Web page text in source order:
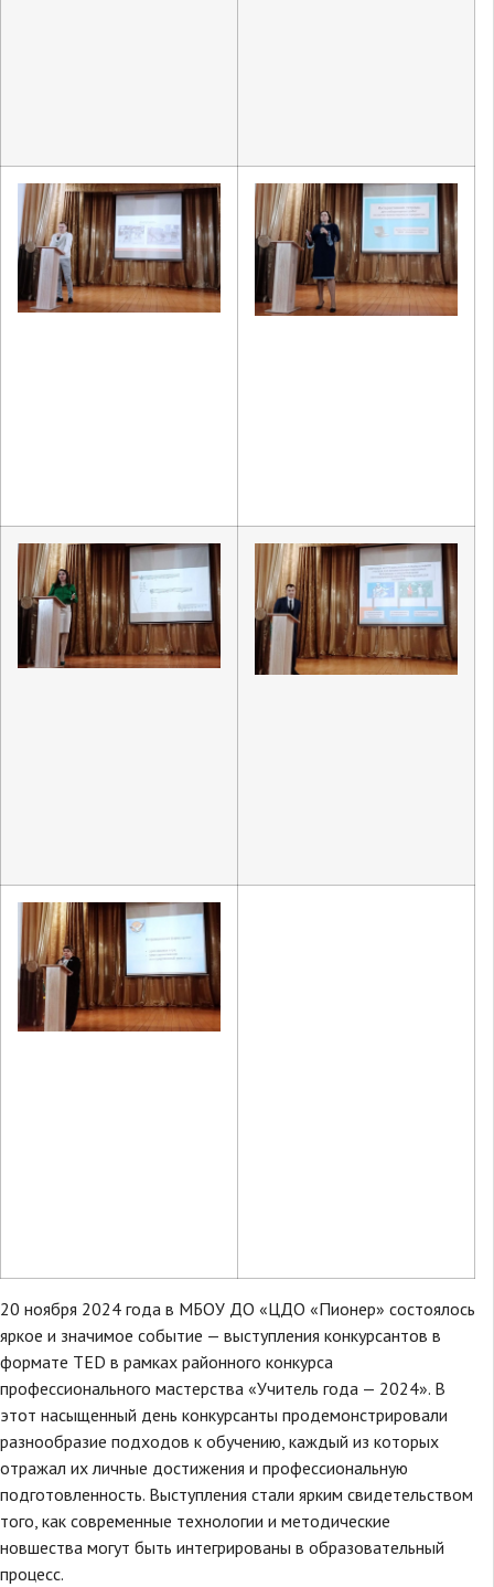
20 ноября 2024 года в МБОУ ДО «ЦДО «Пионер» состоялось
яркое и значимое событие — выступления конкурсантов в
формате TED в рамках районного конкурса
профессионального мастерства «Учитель года — 2024». В
этот насыщенный день конкурсанты продемонстрировали
разнообразие подходов к обучению, каждый из которых
отражал их личные достижения и профессиональную
подготовленность. Выступления стали ярким свидетельством
того, как современные технологии и методические
новшества могут быть интегрированы в образовательный
процесс.